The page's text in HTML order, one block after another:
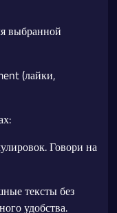
выбранной
(лайки,
Говори на
тексты без
удобства.